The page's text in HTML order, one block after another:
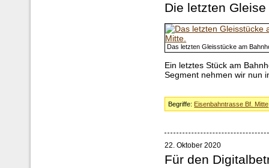
Die letzten Gleise
Das letzten Gleisstücke am
Ein letztes Stück am
Segment nehmen wir nun
Begriffe: Eisenbahntrasse Bf. Mitte
22. Oktober 2020
Für den